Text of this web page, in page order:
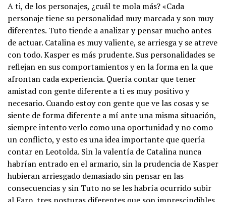
A ti, de los personajes, ¿cuál te mola más? «Cada
personaje tiene su personalidad muy marcada y son muy
diferentes. Tuto tiende a analizar y pensar mucho antes
de actuar. Catalina es muy valiente, se arriesga y se atreve
con todo. Kasper es más prudente. Sus personalidades se
reflejan en sus comportamientos y en la forma en la que
afrontan cada experiencia. Quería contar que tener
amistad con gente diferente a ti es muy positivo y
necesario. Cuando estoy con gente que ve las cosas y se
siente de forma diferente a mí ante una misma situación,
siempre intento verlo como una oportunidad y no como
un conflicto, y esto es una idea importante que quería
contar en Leotolda. Sin la valentía de Catalina nunca
habrían entrado en el armario, sin la prudencia de Kasper
hubieran arriesgado demasiado sin pensar en las
consecuencias y sin Tuto no se les habría ocurrido subir